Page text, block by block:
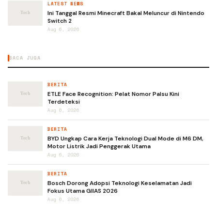
LATEST NEWS
Ini Tanggal Resmi Minecraft Bakal Meluncur di Nintendo
Switch 2
Aug 6, 2026
BACA JUGA
BERITA
ETLE Face Recognition: Pelat Nomor Palsu Kini
Terdeteksi
Aug 6, 2026
BERITA
BYD Ungkap Cara Kerja Teknologi Dual Mode di M6 DM,
Motor Listrik Jadi Penggerak Utama
Aug 6, 2026
BERITA
Bosch Dorong Adopsi Teknologi Keselamatan Jadi
Fokus Utama GIIAS 2026
Aug 6, 2026